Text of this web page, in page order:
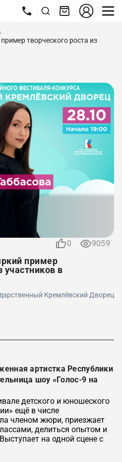
творческого роста из
артистка Республики
шоу «Голос-9 на
детского и юношеского
ещё в числе
членом жюри, приезжает
делиться опытом и
на одной сцене с
0 9059
пример
участников в
Кремлёвский Дворец